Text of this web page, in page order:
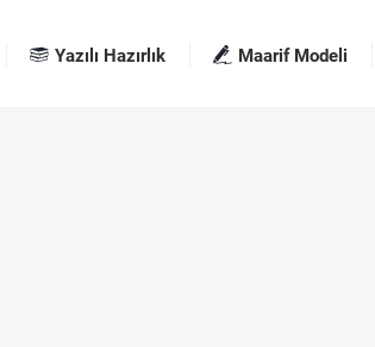
Yazılı Hazırlık Maarif Modeli